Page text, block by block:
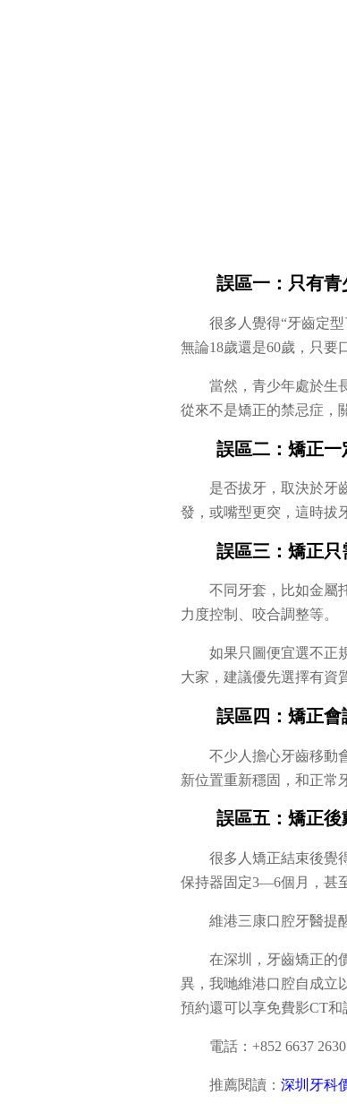
誤區一：只有
很多人覺得“牙齒定
無論18歲還是60歲，只要
當然，青少年處於生
從來不是矯正的禁忌症，
誤區二：矯正一
是否拔牙，取決於牙
發，或嘴型更突，這時拔
誤區三：矯正
不同牙套，比如金屬
力度控制、咬合調整等。
如果只圖便宜選不正
大家，建議優先選擇有資
誤區四：矯正會
不少人擔心牙齒移動
新位置重新穩固，和正常
誤區五：矯正
很多人矯正結束後覺
保持器固定3—6個月，甚
維港三康口腔牙醫提
在深圳，牙齒矯正的
異，我哋維港口腔自成立
預約還可以享免費影CT和
電話：+852 6637
推薦閱讀： 深圳牙科